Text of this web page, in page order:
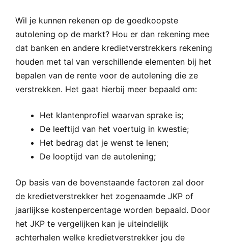
Wil je kunnen rekenen op de goedkoopste
autolening op de markt? Hou er dan rekening mee
dat banken en andere kredietverstrekkers rekening
houden met tal van verschillende elementen bij het
bepalen van de rente voor de autolening die ze
verstrekken. Het gaat hierbij meer bepaald om:
Het klantenprofiel waarvan sprake is;
De leeftijd van het voertuig in kwestie;
Het bedrag dat je wenst te lenen;
De looptijd van de autolening;
Op basis van de bovenstaande factoren zal door
de kredietverstrekker het zogenaamde JKP of
jaarlijkse kostenpercentage worden bepaald. Door
het JKP te vergelijken kan je uiteindelijk
achterhalen welke kredietverstrekker jou de